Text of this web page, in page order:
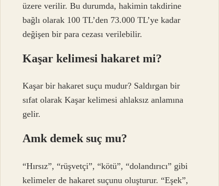
üzere verilir. Bu durumda, hakimin takdirine
bağlı olarak 100 TL’den 73.000 TL’ye kadar
değişen bir para cezası verilebilir.
Kaşar kelimesi hakaret mi?
Kaşar bir hakaret suçu mudur? Saldırgan bir
sıfat olarak Kaşar kelimesi ahlaksız anlamına
gelir.
Amk demek suç mu?
“Hırsız”, “rüşvetçi”, “kötü”, “dolandırıcı” gibi
kelimeler de hakaret suçunu oluşturur. “Eşek”,